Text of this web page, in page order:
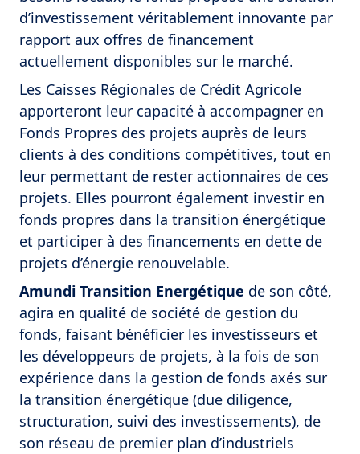
d’investissement véritablement innovante par
rapport aux offres de financement
actuellement disponibles sur le marché.
Les Caisses Régionales de Crédit Agricole
apporteront leur capacité à accompagner en
Fonds Propres des projets auprès de leurs
clients à des conditions compétitives, tout en
leur permettant de rester actionnaires de ces
projets. Elles pourront également investir en
fonds propres dans la transition énergétique
et participer à des financements en dette de
projets d’énergie renouvelable.
Amundi Transition Energétique de son côté,
agira en qualité de société de gestion du
fonds, faisant bénéficier les investisseurs et
les développeurs de projets, à la fois de son
expérience dans la gestion de fonds axés sur
la transition énergétique (due diligence,
structuration, suivi des investissements), de
son réseau de premier plan d’industriels